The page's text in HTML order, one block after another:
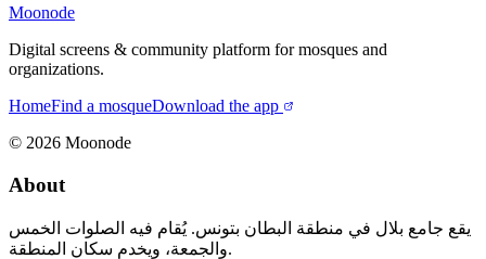
Moonode
Digital screens & community platform for mosques and
organizations.
HomeFind a mosqueDownload the app
© 2026 Moonode
About
يقع جامع بلال في منطقة البطان بتونس. يُقام فيه الصلوات الخمس
والجمعة، ويخدم سكان المنطقة.